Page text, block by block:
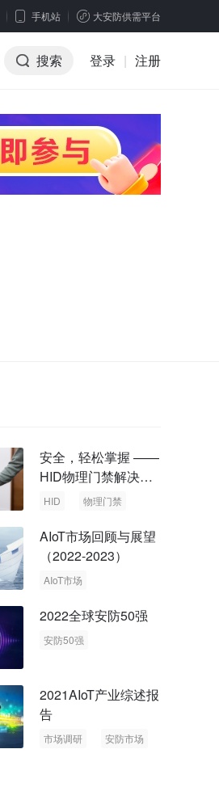
手机站 大安防供需平台
搜索 登录 | 注册
安全，轻松掌握 ——
HID物理门禁解决方
案，启动智慧安全新
HID 物理门禁
AIoT市场回顾与展望
（2022-2023）
AIoT市场
2022全球安防50强
安防50强
2021AIoT产业综述报
告
市场调研
安防市场